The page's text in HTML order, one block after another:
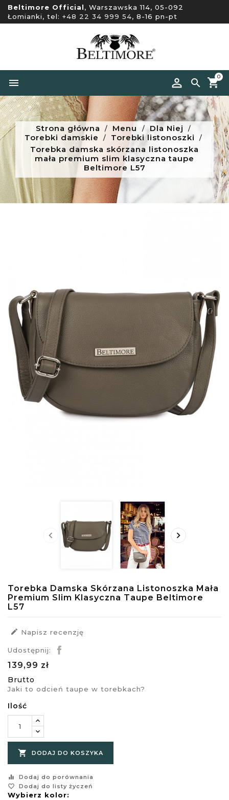
Beltimore Official, Warszawska 114, 05-092
Łomianki, tel: +48 22 34 999 54, 8-16 pn-pt


0
Strona główna Menu
Dla Niej
Torebki damskie
Torebki listonoszki
Torebka damska skórzana listonoszka
mała premium slim klasyczna taupe
Beltimore L57
 
Torebka Damska Skórzana Listonoszka Mała
Premium Slim Klasyczna Taupe Beltimore
L57
 Napisz recenzję
Udostępnij:
139,99 zł
Brutto
Jaki to odcień taupe w torebkach?
Ilość
 DODAJ DO KOSZYKA
equalizer
Dodaj do porównania
favorite_border
Dodaj do listy życzeń
Wybierz kolor: